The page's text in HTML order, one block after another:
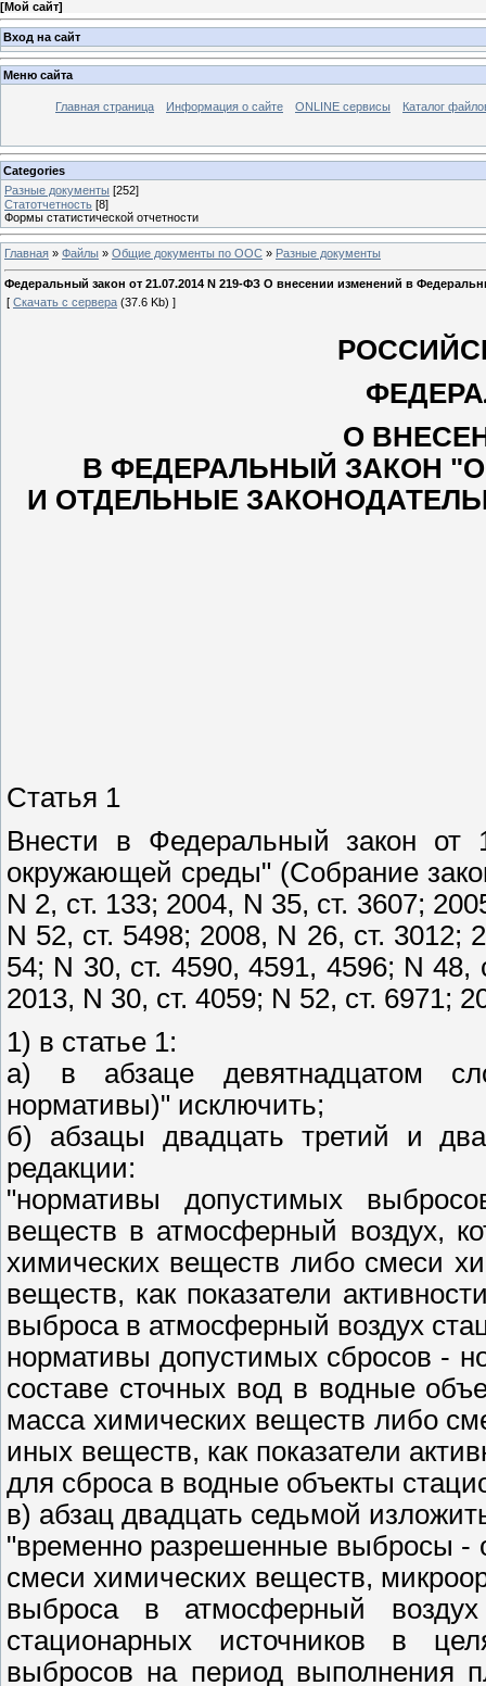
[Мой сайт]
Вход на сайт
Меню сайта
Главная страница Информация о сайте ONLINE сервисы Каталог
Categories
Разные документы [252]
Статотчетность [8]
Формы статистической отчетности
Главная » Файлы » Общие документы по ООС » Разные документы
Федеральный закон от 21.07.2014 N 219-ФЗ О внесении изменений в
[ Скачать с сервера (37.6 Kb) ]
О
В ФЕДЕРАЛЬНЫЙ ЗАКОН
И ОТДЕЛЬНЫЕ
Статья 1
Внести в Федеральный закон
окружающей среды" (Собрание
N 2, ст. 133; 2004, N 35, ст. 3607;
N 52, ст. 5498; 2008, N 26, ст. 3012;
54; N 30, ст. 4590, 4591, 4596; N 48,
2013, N 30, ст. 4059; N 52, ст. 6971;
1) в статье 1:
а) в абзаце девятнадцатом
нормативы)" исключить;
б) абзацы двадцать третий и
редакции:
"нормативы допустимых
веществ в атмосферный воздух,
химических веществ либо смеси
веществ, как показатели
выброса в атмосферный воздух
нормативы допустимых сбросов -
составе сточных вод в водные
масса химических веществ либо
иных веществ, как показатели
для сброса в водные объекты
в) абзац двадцать седьмой
"временно разрешенные выбросы -
смеси химических веществ,
выброса в атмосферный
стационарных источников в
выбросов на период выполнения